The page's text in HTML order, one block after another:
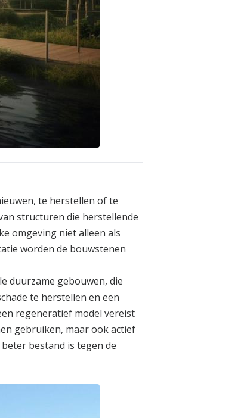
te herstellen of te
structuren die herstellende
omgeving niet alleen als
worden de bouwstenen
duurzame gebouwen, die
te herstellen en een
regeneratief model vereist
gebruiken, maar ook actief
bestand is tegen de